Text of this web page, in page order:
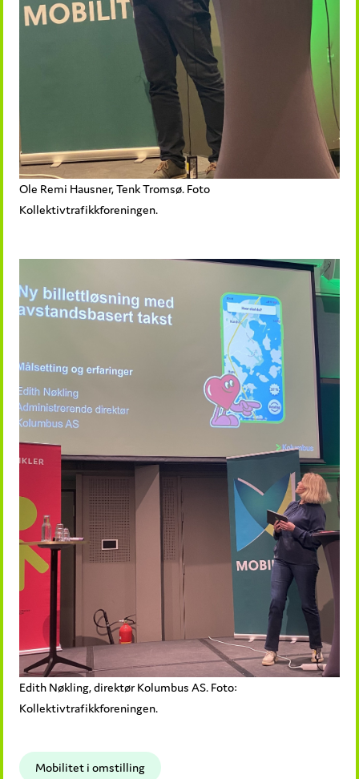
Ole Remi Hausner, Tenk Tromsø. Foto
Kollektivtrafikkforeningen.
Edith Nøkling, direktør Kolumbus AS. Foto:
Kollektivtrafikkforeningen.
Mobilitet i omstilling